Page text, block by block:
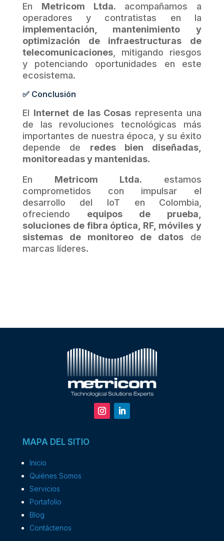
En Metricom Ltda. acompañamos a
operadores y contratistas en la
implementación, mantenimiento y
optimización de infraestructuras de
telecomunicaciones, mitigando riesgos
y potenciando oportunidades en este
ecosistema.
✅ Conclusión
El Internet de las Cosas representa una
de las revoluciones tecnológicas más
importantes de nuestra época, y su éxito
depende de redes bien diseñadas,
monitoreadas y mantenidas.
En Metricom Ltda. estamos
comprometidos con impulsar el
desarrollo del IoT en Colombia,
ofreciendo equipos de prueba,
soluciones de fibra óptica, RF, móviles y
sistemas de monitoreo de datos de
marcas líderes.
MAPA DEL SITIO
Inicio
Quiénes Somos
Servicios
Portafolio
Blog
Contáctenos